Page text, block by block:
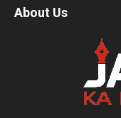
About Us